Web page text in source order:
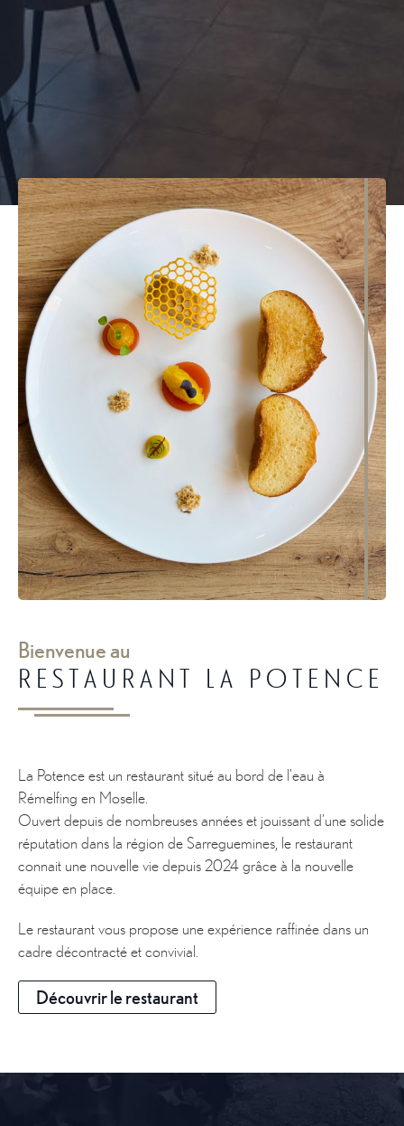
Bienvenue au
RESTAURANT LA POTENCE
La Potence est un restaurant situé au bord de l’eau à
Rémelfing en Moselle.
Ouvert depuis de nombreuses années et jouissant d’une solide
réputation dans la région de Sarreguemines, le restaurant
connait une nouvelle vie depuis 2024 grâce à la nouvelle
équipe en place.
Le restaurant vous propose une expérience raffinée dans un
cadre décontracté et convivial.
Découvrir le restaurant